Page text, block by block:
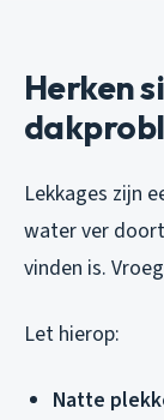
Herken
Lekkages zijn
water ver
vinden is.
Let hierop:
Natte